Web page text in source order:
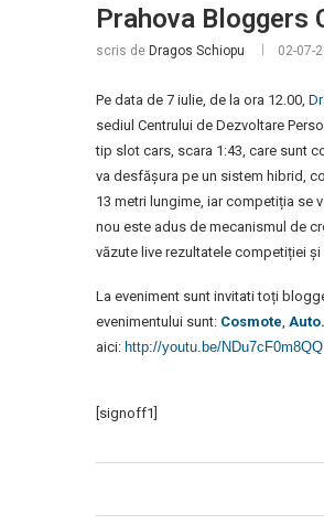
Prahova Bloggers
scris de Dragos Schiopu 02-07-
Pe data de 7 iulie, de la ora 12.00,
sediul Centrului de Dezvoltare
tip slot cars, scara 1:43, care sunt
va desfășura pe un sistem hibrid,
13 metri lungime, iar competiția se
nou este adus de mecanismul de
văzute live rezultatele competiției
La eveniment sunt invitati toți
evenimentului sunt: Cosmote,
aici: http://youtu.be/NDu7cF0m8QQ
[signoff1]